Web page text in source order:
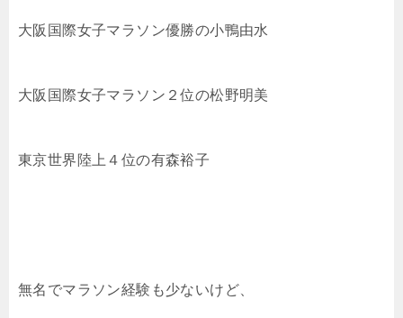
大阪国際女子マラソン優勝の小鴨由水
大阪国際女子マラソン２位の松野明美
東京世界陸上４位の有森裕子
無名でマラソン経験も少ないけど、